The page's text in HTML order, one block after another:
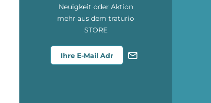
Neuigkeit oder Aktion
mehr aus dem traturio
STORE